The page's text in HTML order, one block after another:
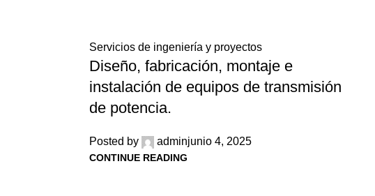
Servicios de ingeniería y proyectos
Diseño, fabricación, montaje e
instalación de equipos de transmisión
de potencia.
Posted by adminjunio 4, 2025
CONTINUE READING